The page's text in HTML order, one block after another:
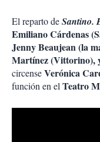
El reparto deSantino.
Emiliano Cárdenas
Jenny Beaujean (la
Martínez (Vittorino),
circenseVerónica
función en elTeatro